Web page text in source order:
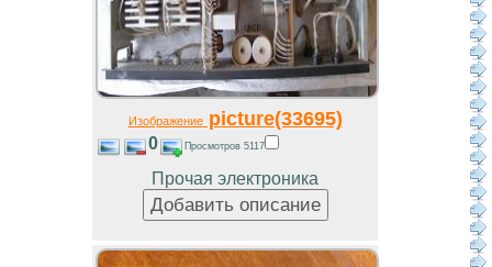
Изображениеpicture(33695)
0 Просмотров 5117
Прочая электроника